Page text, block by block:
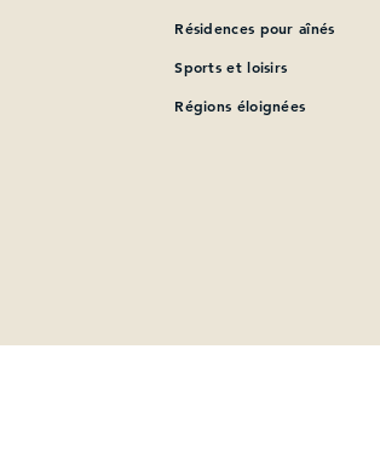
Résidences pour aînés
Sports et loisirs
Régions éloignées